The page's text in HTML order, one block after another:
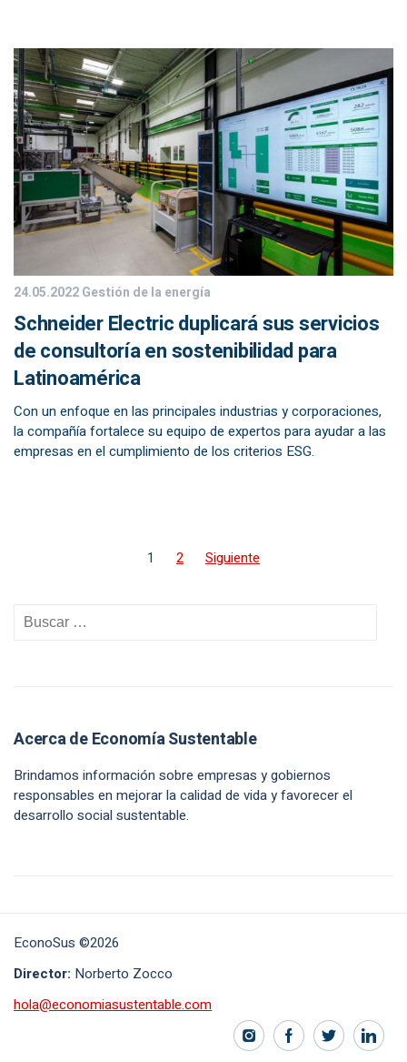
24.05.2022Gestión de la energía
Schneider Electric duplicará sus servicios
de consultoría en sostenibilidad para
Latinoamérica
Con un enfoque en las principales industrias y corporaciones,
la compañía fortalece su equipo de expertos para ayudar a las
empresas en el cumplimiento de los criterios ESG.
1 2 Siguiente
Acerca de Economía Sustentable
Brindamos información sobre empresas y gobiernos
responsables en mejorar la calidad de vida y favorecer el
desarrollo social sustentable.
EconoSus ©2026
Director: Norberto Zocco
hola@economiasustentable.com